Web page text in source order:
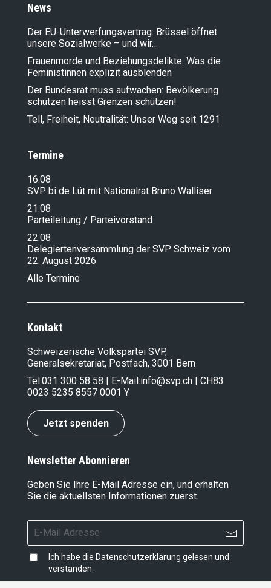
News
Der EU-Unterwerfungsvertrag: Brüssel öffnet
unsere Sozialwerke – und wir…
Frauenmorde und Beziehungsdelikte: Was die
Feministinnen explizit ausblenden
Der Bundesrat muss aufwachen: Bevölkerung
schützen heisst Grenzen schützen!
Tell, Freiheit, Neutralität: Unser Weg seit 1291
Termine
16.08
SVP bi de Lüt mit Nationalrat Bruno Walliser
21.08
Parteileitung / Parteivorstand
22.08
Delegiertenversammlung der SVP Schweiz vom
22. August 2026
Alle Termine
Kontakt
Schweizerische Volkspartei SVP,
Generalsekretariat, Postfach, 3001 Bern
Tel.031 300 58 58 | E-Mail:info@svp.ch | CH83
0023 5235 8557 0001 Y
Jetzt spenden
Newsletter Abonnieren
Geben Sie Ihre E-Mail Adresse ein, und erhalten
Sie die aktuellsten Informationen zuerst.
Ich habe die Datenschutzerklärung gelesen und
verstanden.